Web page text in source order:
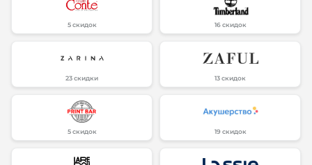
5 скидок 16 скидок
23 скидки 13 скидок
5 скидок 19 скидок